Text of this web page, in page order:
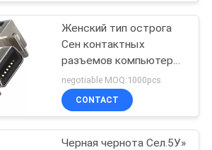
Женский тип острога
Сен контактных
разъемов компьютера
ПОГРУЖЕНИЯ сплава
цинка 14П 1.27мм
поперечная
negotiable MOQ:1000pcs
CONTACT
Черная чернота Сел.5У»